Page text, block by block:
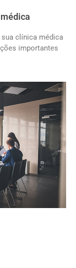
clínica médica
importantes